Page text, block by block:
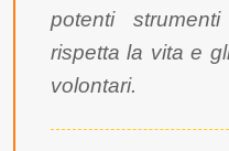
potenti
rispetta la vita e
volontari.